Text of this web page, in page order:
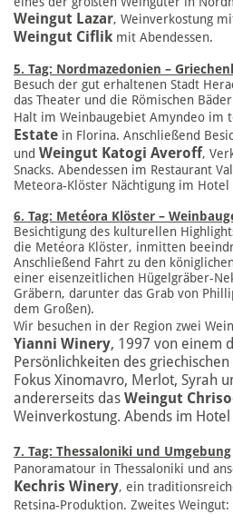
Weingut Lazar, Weinverkostung
Weingut Ciflik mit Abendessen.
5. Tag: Nordmazedonien –
Besuch der gut erhaltenen Stadt
das Theater und die Römischen
Halt im Weinbaugebiet Amyndeo im
Estate in Florina. Anschließend
und Weingut Katogi Averoff,
Snacks. Abendessen im Restaurant
Meteora-Klöster Nächtigung im
6. Tag: Metéora Klöster –
Besichtigung des kulturellen
die Metéora Klöster, inmitten
Anschließend Fahrt zu den
einer eisenzeitlichen Hügelgräber-
Gräbern, darunter das Grab von
dem Großen).
Wir besuchen in der Region zwei
Yianni Winery, 1997 von einem
Persönlichkeiten des
Fokus Xinomavro, Merlot, Syrah
andererseits das Weingut
Weinverkostung. Abends im
7. Tag: Thessaloniki und Umgebung
Panoramatour in Thessaloniki und
Kechris Winery, ein
Retsina-Produktion. Zweites Weingut: